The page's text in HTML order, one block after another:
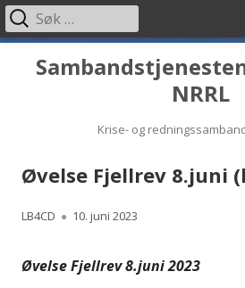
NRRL
Krise- og
Primærmeny
Søk
etter:
Øvelse Fjellrev 8.juni
Forfatter
LB4CD Publisert
10. juni 2023
Øvelse Fjellrev 8.juni 2023